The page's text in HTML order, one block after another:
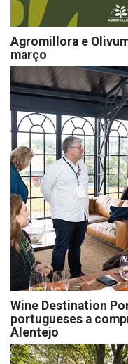
Agromillora e
março
Wine Destination
portugueses a
Alentejo